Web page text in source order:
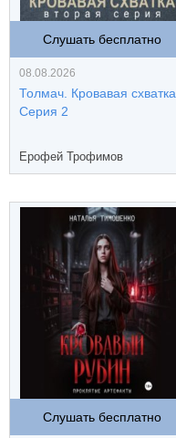
Слушать бесплатно
08.08.2026
Толмач. Кровавая схватка.
Серия 2
Ерофей Трофимов
Слушать бесплатно